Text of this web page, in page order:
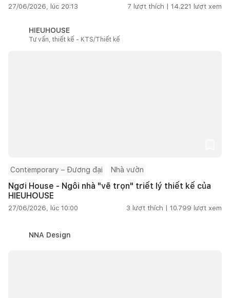
27/06/2026, lúc 20:13 7 lượt thích | 14.221 lượt xem
HIEUHOUSE
Tư vấn, thiết kế - KTS/Thiết kế
Contemporary – Đương đại Nhà vườn
Ngơi House - Ngôi nhà "vẽ trọn" triết lý thiết kế của
HIEUHOUSE
27/06/2026, lúc 10:00 3 lượt thích | 10.799 lượt xem
NNA Design